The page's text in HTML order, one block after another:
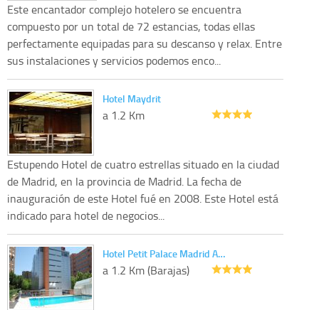
Este encantador complejo hotelero se encuentra
compuesto por un total de 72 estancias, todas ellas
perfectamente equipadas para su descanso y relax. Entre
sus instalaciones y servicios podemos enco...
Hotel Maydrit
a 1.2 Km
Estupendo Hotel de cuatro estrellas situado en la ciudad
de Madrid, en la provincia de Madrid. La fecha de
inauguración de este Hotel fué en 2008. Este Hotel está
indicado para hotel de negocios...
Hotel Petit Palace Madrid A…
a 1.2 Km (Barajas)